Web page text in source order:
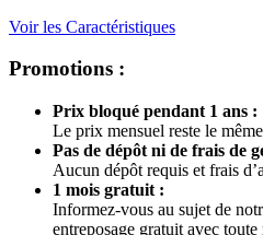
Voir les Caractéristiques
Promotions :
Prix bloqué pendant 1 ans :
Le prix mensuel reste le
Pas de dépôt ni de frais de
Aucun dépôt requis et frais
1 mois gratuit :
Informez-vous au sujet de
entreposage gratuit avec